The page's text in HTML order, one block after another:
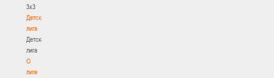
3х3
Детская
лига
Детская
лига
О
лиге